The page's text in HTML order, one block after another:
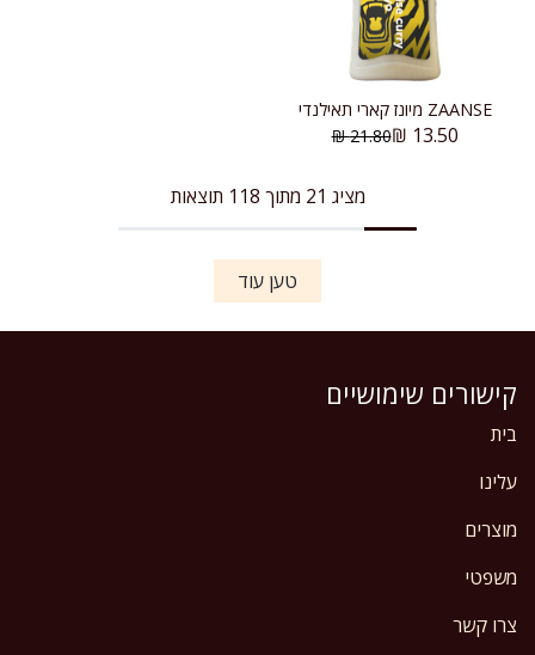
ZAANSE מיונז קארי תאילנדי
13.50
₪
21.80
₪
מציג 21 מתוך 118 תוצאות
טען עוד
קישורים שימושיים
בית
עלינו
מוצרים
משפטי
צרו קשר